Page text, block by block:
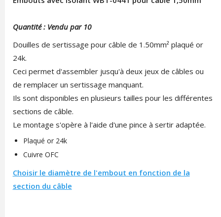
Quantité : Vendu par 10
Douilles de sertissage pour câble de 1.50mm² plaqué or
24k.
Ceci permet d'assembler jusqu'à deux jeux de câbles ou
de remplacer un sertissage manquant.
Ils sont disponibles en plusieurs tailles pour les différentes
sections de câble.
Le montage s'opère à l'aide d'une pince à sertir adaptée.
Plaqué or 24k
Cuivre OFC
Choisir le diamètre de l'embout en fonction de la
section du câble